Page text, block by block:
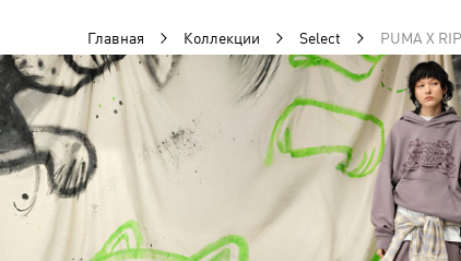
Главная Коллекции Select PUMA X